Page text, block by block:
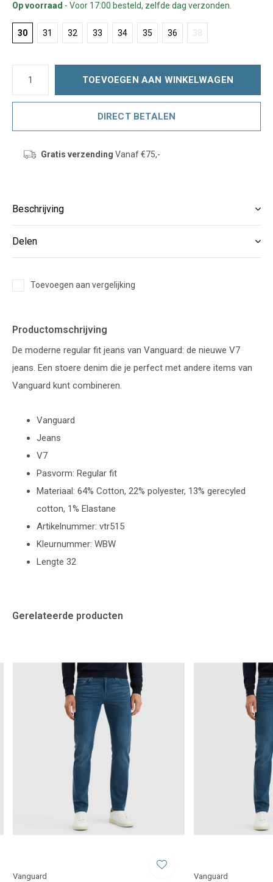
Op voorraad - Voor 17:00 besteld, zelfde dag verzonden.
30 31 32 33 34 35 36 38
TOEVOEGEN AAN WINKELWAGEN
DIRECT BETALEN
Gratis verzending Vanaf €75,-
Beschrijving
Delen
Toevoegen aan vergelijking
Productomschrijving
De moderne regular fit jeans van Vanguard: de nieuwe V7
jeans. Een stoere denim die je perfect met andere items van
Vanguard kunt combineren.
Vanguard
Jeans
V7
Pasvorm: Regular fit
Materiaal: 64% Cotton, 22% polyester, 13% gerecyled
cotton, 1% Elastane
Artikelnummer: vtr515
Kleurnummer: WBW
Lengte 32
Gerelateerde producten
Vanguard Vanguard